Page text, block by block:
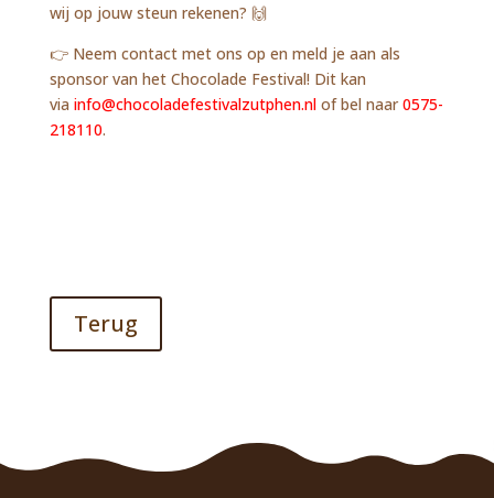
wij op jouw steun rekenen? 🙌
👉Neem contact met ons op en meld je aan als
sponsor van het Chocolade Festival! Dit kan
via info@chocoladefestivalzutphen.nl of bel naar0575-
218110.
Terug